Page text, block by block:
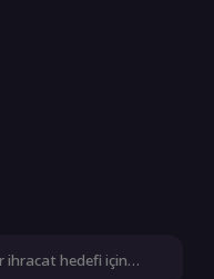
ihracat hedefi için